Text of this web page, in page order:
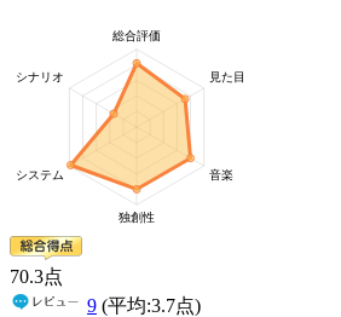
70.3点
9 (平均:3.7点)